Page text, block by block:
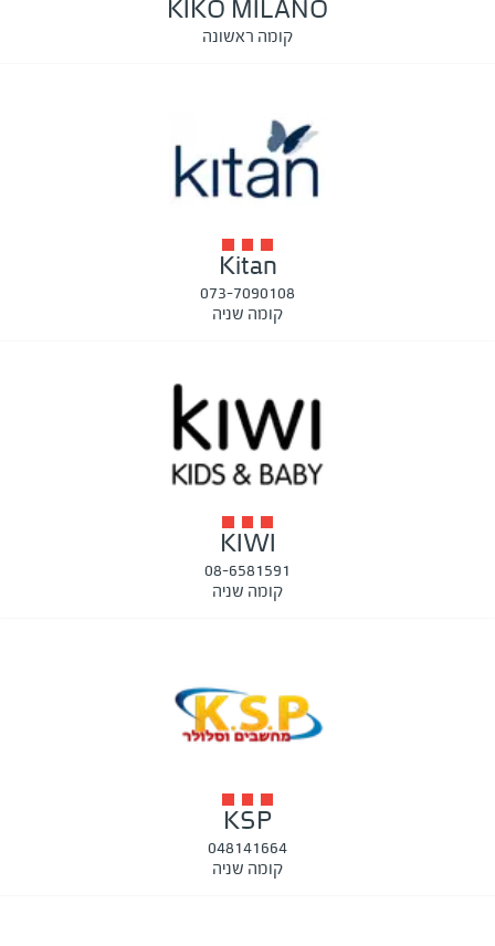
KIKO MILANO
קומה ראשונה
Kitan
073-7090108
קומה שניה
KIWI
08-6581591
קומה שניה
KSP
048141664
קומה שניה